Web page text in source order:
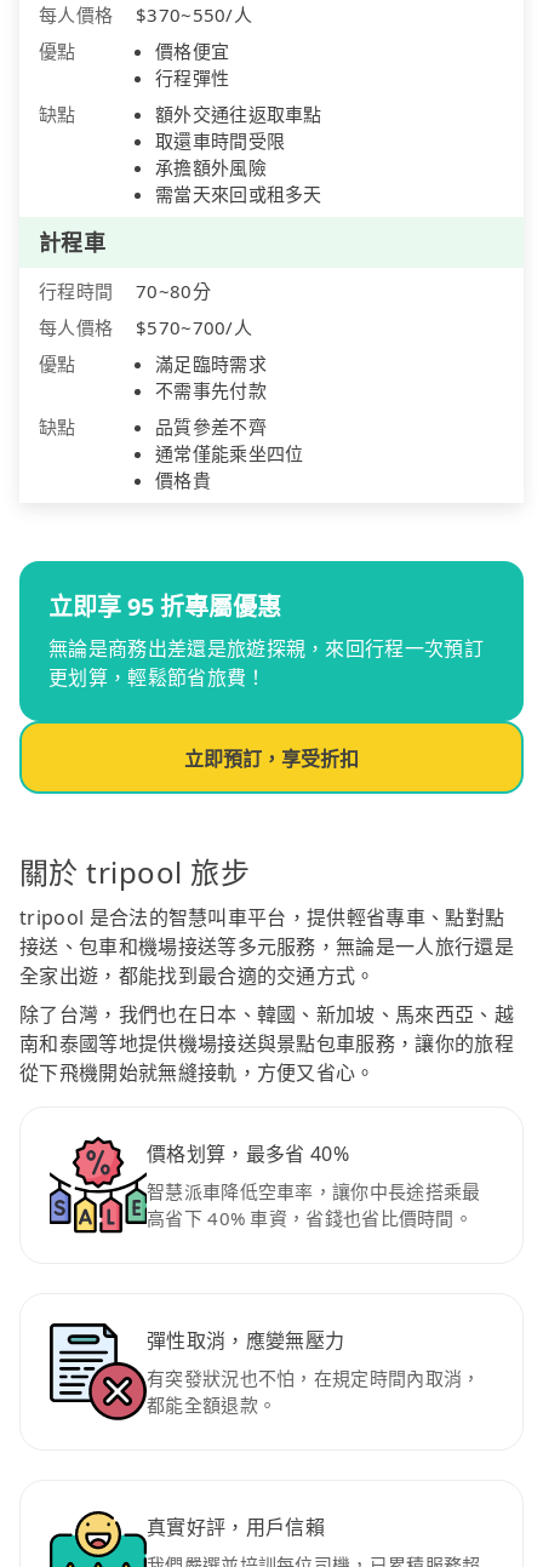
每人價格
$370~550/人
優點
價格便宜
行程彈性
缺點
額外交通往返取車點
取還車時間受限
承擔額外風險
需當天來回或租多天
計程車
行程時間
70~80分
每人價格
$570~700/人
優點
滿足臨時需求
不需事先付款
缺點
品質參差不齊
通常僅能乘坐四位
價格貴
立即享 95 折專屬優惠
無論是商務出差還是旅遊探親，來回行程一次預訂
更划算，輕鬆節省旅費！
立即預訂，享受折扣
關於 tripool 旅步
tripool 是合法的智慧叫車平台，提供輕省專車、點對點
接送、包車和機場接送等多元服務，無論是一人旅行還是
全家出遊，都能找到最合適的交通方式。
除了台灣，我們也在日本、韓國、新加坡、馬來西亞、越
南和泰國等地提供機場接送與景點包車服務，讓你的旅程
從下飛機開始就無縫接軌，方便又省心。
價格划算，最多省 40%
智慧派車降低空車率，讓你中長途搭乘最
高省下 40% 車資，省錢也省比價時間。
彈性取消，應變無壓力
有突發狀況也不怕，在規定時間內取消，
都能全額退款。
真實好評，用戶信賴